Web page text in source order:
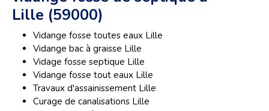
Lille (59000)
Vidange fosse toutes eaux Lille
Vidange bac à graisse Lille
Vidage fosse septique Lille
Vidange fosse tout eaux Lille
Travaux d'assainissement Lille
Curage de canalisations Lille